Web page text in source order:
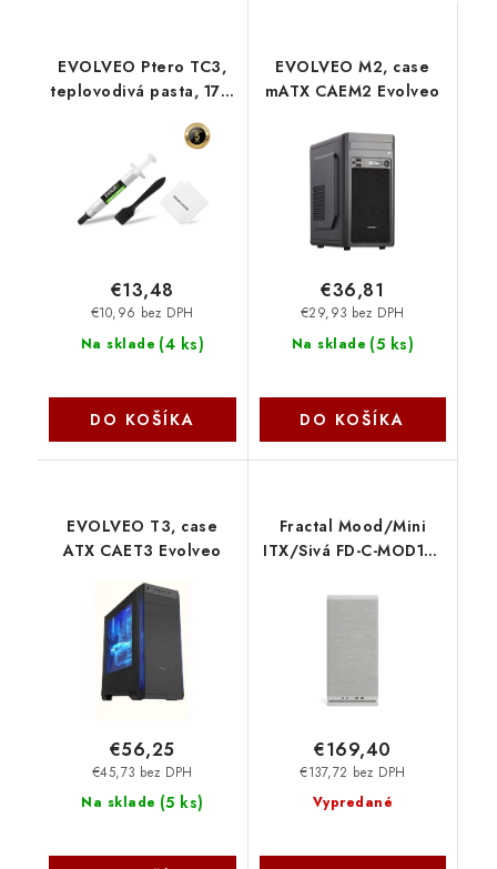
EVOLVEO Ptero TC3,
teplovodivá pasta, 17,3
2 g Evolveo
Na sklade (4 ks)
€10,96 bez DPH
€13,48
DO KOŠÍKA
EVOLVEO M2, case
mATX CAEM2 Evolveo
Na sklade (5 ks)
€29,93 bez DPH
€36,81
DO KOŠÍKA
EVOLVEO T3, case
ATX CAET3 Evolveo
Na sklade (5 ks)
€45,73 bez DPH
€56,25
Fractal Mood/Mini
ITX/Sivá FD-C-MOD1N-
Vypredané
€137,72 bez DPH
€169,40